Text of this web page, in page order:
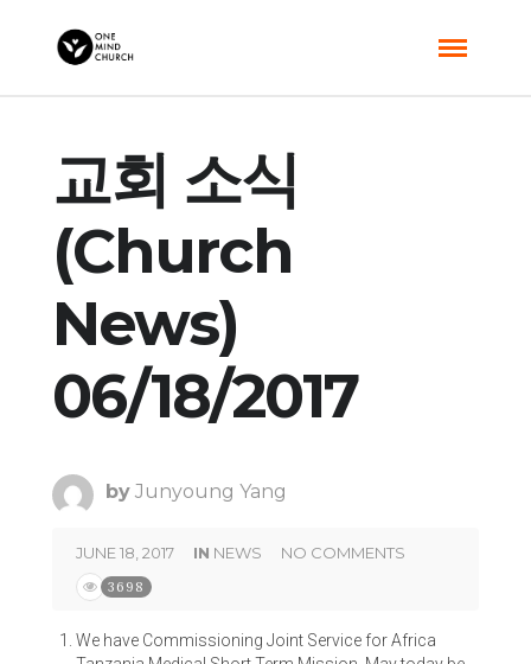
교회 소식
(Church
News)
06/18/2017
by Junyoung Yang
JUNE 18, 2017 IN NEWS NO COMMENTS
3698
We have Commissioning Joint Service for Africa